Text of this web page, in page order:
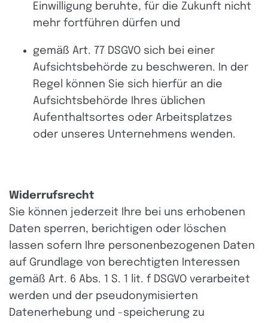
Einwilligung beruhte, für die Zukunft nicht
mehr fortführen dürfen und
gemäß Art. 77 DSGVO sich bei einer
Aufsichtsbehörde zu beschweren. In der
Regel können Sie sich hierfür an die
Aufsichtsbehörde Ihres üblichen
Aufenthaltsortes oder Arbeitsplatzes
oder unseres Unternehmens wenden.
Widerrufsrecht
Sie können jederzeit Ihre bei uns erhobenen
Daten sperren, berichtigen oder löschen
lassen sofern Ihre personenbezogenen Daten
auf Grundlage von berechtigten Interessen
gemäß Art. 6 Abs. 1 S. 1 lit. f DSGVO verarbeitet
werden und der pseudonymisierten
Datenerhebung und -speicherung zu